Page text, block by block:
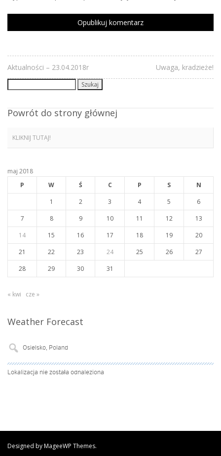
Aktualności – 23.04.2018r Uwaga, kradzieże!
Powrót do strony głównej
KLIKNIJ TUTAJ!
maj 2018
P
W Ś C P S
N
1
2 3 4 5
6
7
8 9 10 11 12
13
14
15 16 17 18 19
20
21
22 23 24 25 26
27
28
29 30 31
« kwi cze »
Weather Forecast
Lokalizacja nie została odnaleziona
Designed by MageeWP Themes.